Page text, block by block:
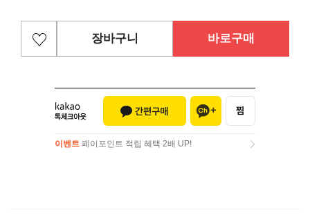
장바구니 바로구매
이벤트 페이포인트 적립 혜택 2배 UP!